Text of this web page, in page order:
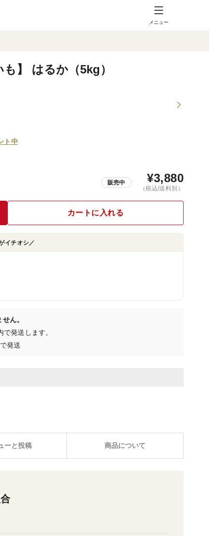
メニュー
】 はるか（5kg）
ト中
販売中 ¥3,880
（税込/送料別）
カートに入れる
イチオシ／
ん。
発送します。
発送
ーと投稿 商品について